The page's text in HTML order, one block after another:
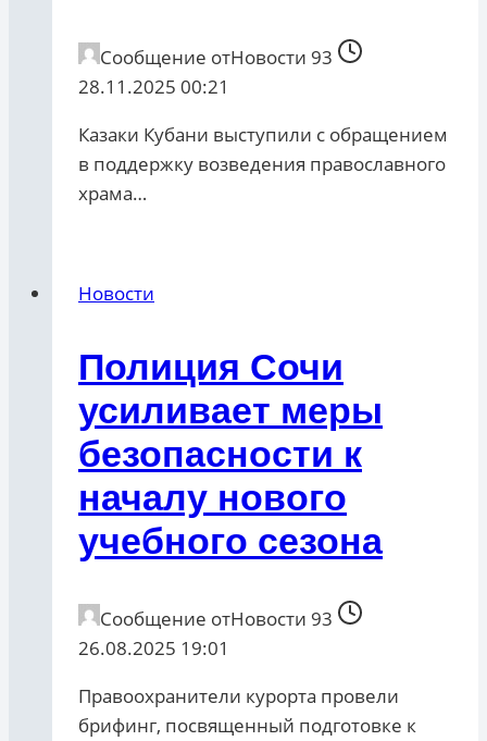
Сообщение отНовости 93
28.11.2025 00:21
Казаки Кубани выступили с обращением
в поддержку возведения православного
храма…
Новости
Полиция Сочи
усиливает меры
безопасности к
началу нового
учебного сезона
Сообщение отНовости 93
26.08.2025 19:01
Правоохранители курорта провели
брифинг, посвященный подготовке к